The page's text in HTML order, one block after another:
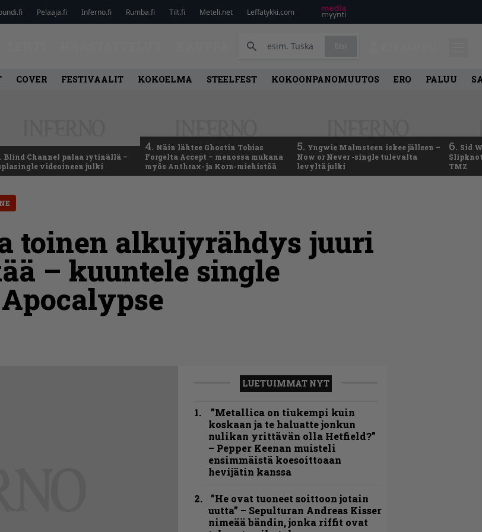
Pelaaja.fi Inferno.fi Rumba.fi Tilt.fi Meteli.net Leffatykki.com
COVER FESTIVAALIT KOKOELMA STEELFEST KOKOONPANOMUUTOS ERO PALUU
Blind Channel palaa rytinällä –
videoineen julki
4. Näin lähtee Ghostin Tobias
Forgelta Accept – menossa mukana
myös Anthrax- ja Korn-miehistöä
5. Yngwie Malmsteen iskee jälleen –
Now or Never -single tulevalta
levyltä julki
6. Sid
TMZ
toinen alkujyrähdys juuri
– kuuntele single
LUETUIMMAT NYT
”Metallica on tiukempi kuin
koskaan ja te haluatte jonkun
nulikan yrittävän olla Hetfield?”
– Pepper Keenan muisteli
ensimmäistä koesoittoaan
hevijätin kanssa
”He ovat tuoneet soittoon jotain
uutta” – Sepulturan Andreas Kisser
nimeää bändin, jonka riffit ovat